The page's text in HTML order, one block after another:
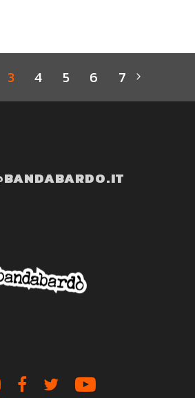
3 4 5 6 7